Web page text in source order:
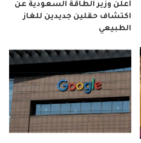
أعلن وزير الطاقة السعودية عن
اكتشاف حقلين جديدين للغاز
الطبيعي